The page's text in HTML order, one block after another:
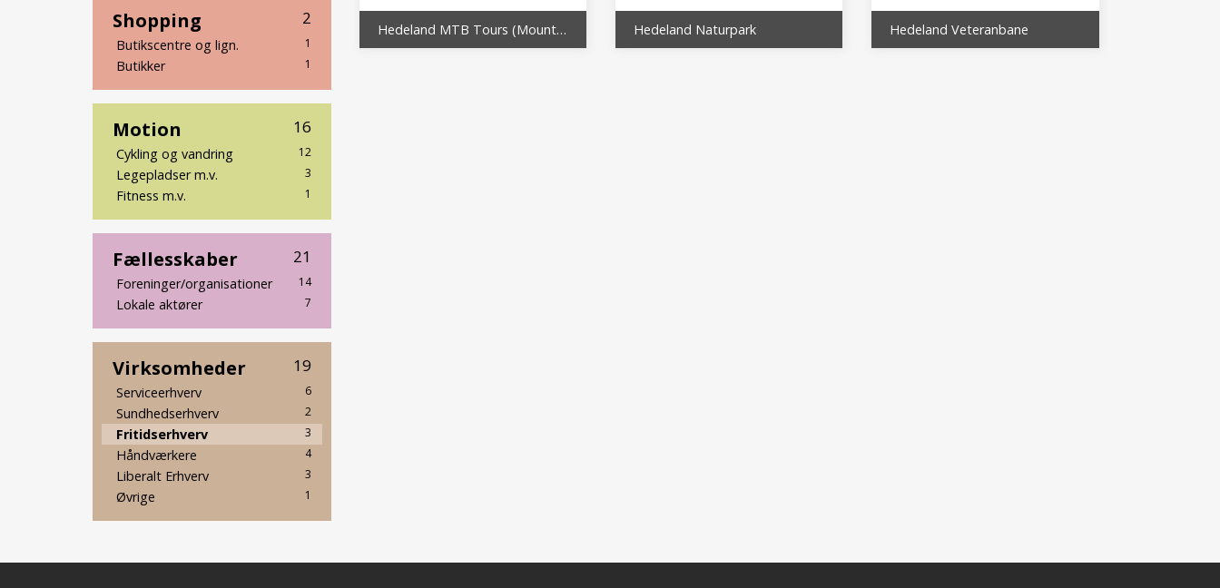
2
Shopping
1
Butikscentre og lign.
1
Butikker
16
Motion
12
Cykling og vandring
3
Legepladser m.v.
1
Fitness m.v.
21
Fællesskaber
14
Foreninger/organisationer
7
Lokale aktører
19
Virksomheder
6
Serviceerhverv
2
Sundhedserhverv
3
Fritidserhverv
4
Håndværkere
3
Liberalt Erhverv
1
Øvrige
Hedeland MTB Tours (Mountainbike) Hedeland Naturpark Hedeland Veteranbane